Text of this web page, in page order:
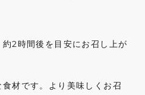
2時間後を目安にお召し上が
材です。より美味しくお召